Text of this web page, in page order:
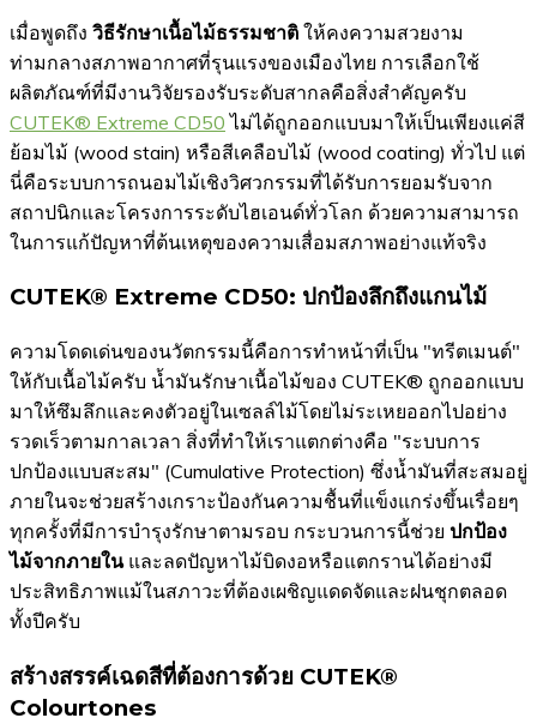
เมื่อพูดถึง วิธีรักษาเนื้อไม้ธรรมชาติ ให้คงความสวยงาม
ท่ามกลางสภาพอากาศที่รุนแรงของเมืองไทย การเลือกใช้
ผลิตภัณฑ์ที่มีงานวิจัยรองรับระดับสากลคือสิ่งสำคัญครับ
CUTEK® Extreme CD50 ไม่ได้ถูกออกแบบมาให้เป็นเพียงแค่สี
ย้อมไม้ (wood stain) หรือสีเคลือบไม้ (wood coating) ทั่วไป แต่
นี่คือระบบการถนอมไม้เชิงวิศวกรรมที่ได้รับการยอมรับจาก
สถาปนิกและโครงการระดับไฮเอนด์ทั่วโลก ด้วยความสามารถ
ในการแก้ปัญหาที่ต้นเหตุของความเสื่อมสภาพอย่างแท้จริง
CUTEK® Extreme CD50: ปกป้องลึกถึงแกนไม้
ความโดดเด่นของนวัตกรรมนี้คือการทำหน้าที่เป็น "ทรีตเมนต์"
ให้กับเนื้อไม้ครับ น้ำมันรักษาเนื้อไม้ของ CUTEK® ถูกออกแบบ
มาให้ซึมลึกและคงตัวอยู่ในเซลล์ไม้โดยไม่ระเหยออกไปอย่าง
รวดเร็วตามกาลเวลา สิ่งที่ทำให้เราแตกต่างคือ "ระบบการ
ปกป้องแบบสะสม" (Cumulative Protection) ซึ่งน้ำมันที่สะสมอยู่
ภายในจะช่วยสร้างเกราะป้องกันความชื้นที่แข็งแกร่งขึ้นเรื่อยๆ
ทุกครั้งที่มีการบำรุงรักษาตามรอบ กระบวนการนี้ช่วย ปกป้อง
ไม้จากภายในและลดปัญหาไม้บิดงอหรือแตกรานได้อย่างมี
ประสิทธิภาพแม้ในสภาวะที่ต้องเผชิญแดดจัดและฝนชุกตลอด
ทั้งปีครับ
สร้างสรรค์เฉดสีที่ต้องการด้วย CUTEK®
Colourtones